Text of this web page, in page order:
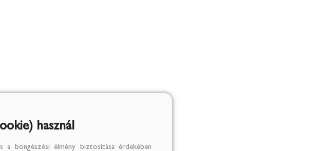
használ
a böngészési élmény biztosítása érdekében